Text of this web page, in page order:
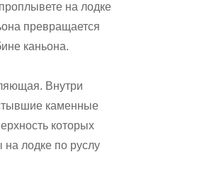
на лодке
превращается
каньона.
Внутри
каменные
которых
лодке по руслу